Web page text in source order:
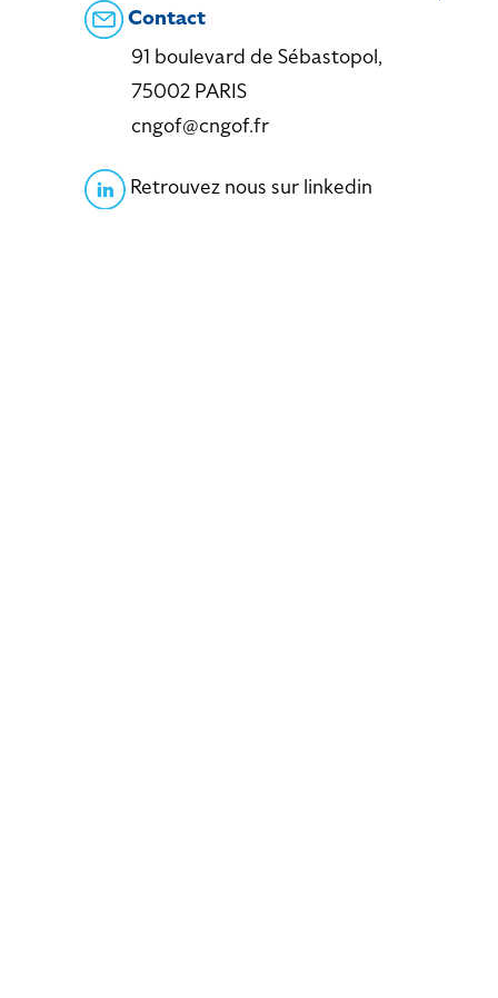
Contact
91 boulevard de Sébastopol,
75002 PARIS
cngof@cngof.fr
Retrouvez nous sur linkedin